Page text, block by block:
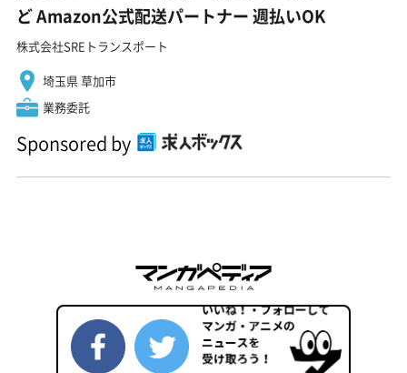
ど Amazon公式配送パートナー 週払いOK
株式会社SREトランスポート
埼玉県 草加市
業務委託
Sponsored by